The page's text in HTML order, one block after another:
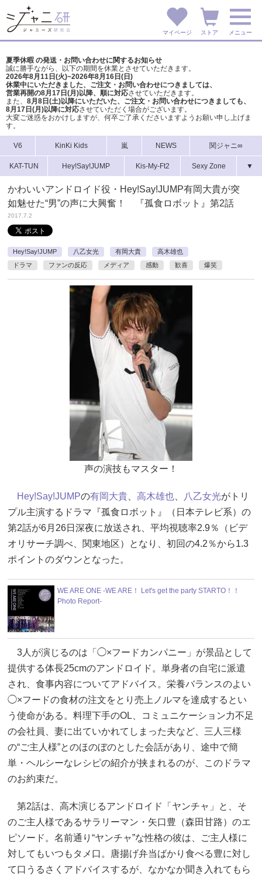
マイページ ストア メニュー
夏季休暇 の発送・お問い合わせに関するお知らせ
誠に勝手ながら、以下の期間を休業とさせていただきます。
2026年8月11日(火)~2026年8月16日(日)
休業中にいただきました、ご注文・お問い合わせにつきましては、
営業再開の8月17日(月)以降、順に対応させていただきます。
また、 8月8日(土)以降にいただいた、ご注文・ お問い合わせにつきましても、
8月17日(月)以降に対応させていただく場合がございます。
大変ご迷惑をおかけしますが、 何卒ご了承くださいますようお願い申し上げま
す。
V6 KinKi Kids 嵐 NEWS 関ジャニ∞
KAT-TUN Hey!Say!JUMP Kis-My-Ft2 Sexy Zone ▼
かわいいアンドロイド役・Hey!Say!JUMP有岡大貴が突
如魅せた“男”の声に大興奮！ 『孤食ロボット』第2話
2017.7.2
Hey!Say!JUMP 八乙女光 有岡大貴
高木雄也
ドラマ
ファンの反応 メディア 感動 歓喜 爆笑
声の演技もマスター！
Hey!Say!JUMPの有岡大貴 高木雄也 八乙女光がトリ
プル主演するドラマ『孤食ロボット』（日本テレビ系）の
第2話が6月26日深夜に放送され、平均視聴率2.9％（ビデ
オリサーチ調べ、関東地区）となり、初回の4.2％から1.3
ポイントのダウンとなった。
WE ARE ONE -WE ARE！ Let's get the party STARTO！！
Photo Report-
3人が演じるのは「◯×フードカンパニー」が景品として
提供する体長25cmのアンドロイド。単身者の自宅に派遣
され、食事内容についてアドバイス。栄養バランスのよい
◯×フードの食材の注文をとり売上ノルマを達成するとい
う使命がある。料理下手のOL、コミュニケーション力不足
の会社員、妻に出ていかれてしまった夫など、三人三様
の“ご主人様”とのほのぼのとした会話があり、途中で簡
単・ヘルシーなレシピの紹介が挟まれるのが、このドラマ
のお約束だ。
第2話は、高木演じるアンドロイド「ヤンチャ」と、そ
のご主人様であるサラリーマン・矢口豊（森田甘路）のエ
ピソード。名前通り“ヤンチャ”な性格の彼は、ご主人様に
対してもいつもタメ口。唐揚げ弁当ばかり食べる豊に対し
て口うるさくアドバイスするが、なかなか聞き入れてもら